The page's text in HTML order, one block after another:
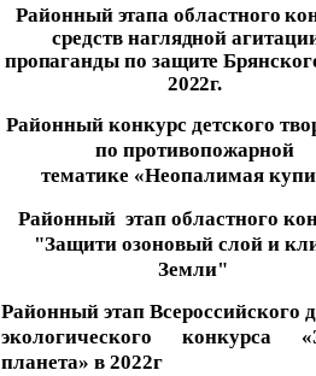
Районный этапа областного
средств наглядной
пропаганды по защите
2022г.
Районный конкурс детского
по противопожарной
тематике «Неопалимая
Районный этап областного
"Защити озоновый слой и
Земли"
Районный этап Всероссийского
экологического конкурса
планета» в 2022г